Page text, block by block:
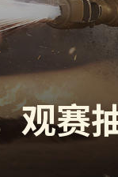
面 你好，吾久
万圣节
《以战止战
观赛